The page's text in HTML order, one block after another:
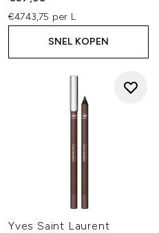
€4743,75 per L
SNEL KOPEN
Yves Saint Laurent